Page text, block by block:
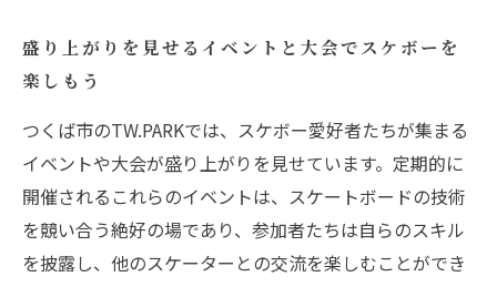
盛り上がりを見せるイベントと大会でスケボーを
楽しもう
つくば市のTW.PARKでは、スケボー愛好者たちが集まる
イベントや大会が盛り上がりを見せています。定期的に
開催されるこれらのイベントは、スケートボードの技術
を競い合う絶好の場であり、参加者たちは自らのスキル
を披露し、他のスケーターとの交流を楽しむことができ